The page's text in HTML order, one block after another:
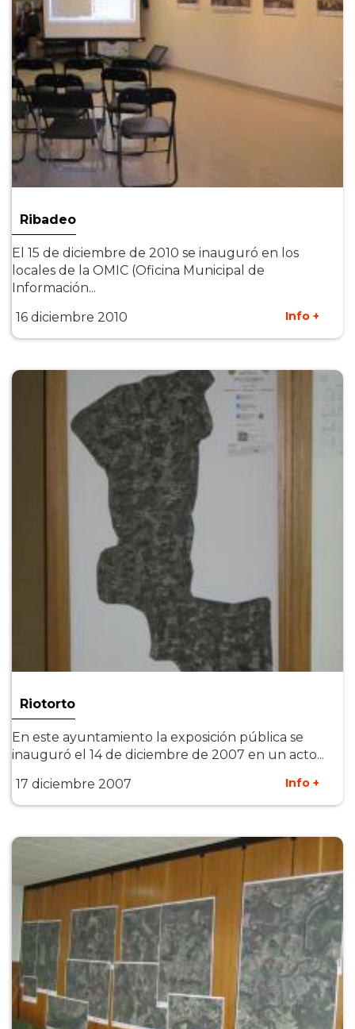
Ribadeo
El 15 de diciembre de 2010 se inauguró en los
locales de la OMIC (Oficina Municipal de
Información...
16 diciembre 2010
Info +
Riotorto
En este ayuntamiento la exposición pública se
inauguró el 14 de diciembre de 2007 en un acto...
17 diciembre 2007
Info +